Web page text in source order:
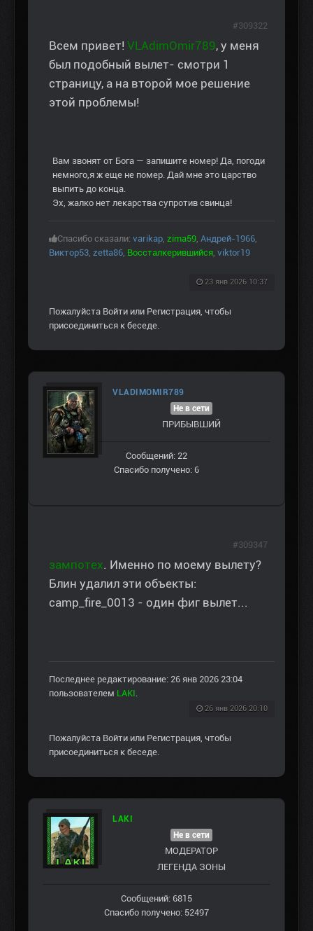
Всем привет! VLAdimOmir789, у меня
был подобный вылет- смотри 1
страницу, а на второй мое решение
этой проблемы!
Вам звонят от Бога — запишите номер! Да, погоди
немного,я ж еще не помер. Дай мне это царство
выпить до конца.
Эх, жалко нет лекарства супротив свинца!
Спасибо сказали: varikap, zima59, Андрей-1966,
Виктор53, zetta86, Воссталкерившийся, viktor19
23 янв 2026 10:37
#309322
Пожалуйста Войти или Регистрация, чтобы
присоединиться к беседе.
VLADIMOMIR789
Не в сети
ПРИБЫВШИЙ
Сообщений: 22
Спасибо получено: 6
зампотех. Именно по моему вылету?
Блин удалил эти объекты:
camp_fire_0013 - один фиг вылет...
Последнее редактирование: 26 янв 2026 23:04
пользователем LAKI.
26 янв 2026 20:10
#309347
Пожалуйста Войти или Регистрация, чтобы
присоединиться к беседе.
LAKI
Не в сети
МОДЕРАТОР
ЛЕГЕНДА ЗОНЫ
Сообщений: 6815
Спасибо получено: 52497